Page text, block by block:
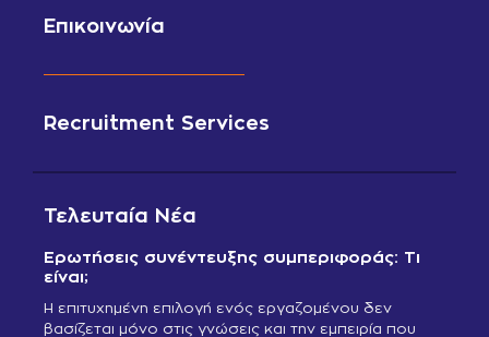
Επικοινωνία
Recruitment Services
Τελευταία Νέα
Ερωτήσεις συνέντευξης συμπεριφοράς: Τι
είναι;
Η επιτυχημένη επιλογή ενός εργαζομένου δεν
βασίζεται μόνο στις γνώσεις και την εμπειρία που